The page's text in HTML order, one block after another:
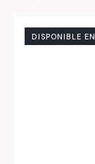
DISPONIBLE